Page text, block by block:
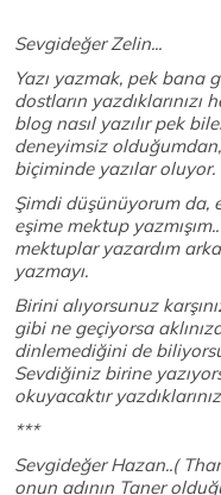
Sevgideğer Zelin...
Yazı yazmak, pek bana
dostların
blog nasıl yazılır pek
deneyimsiz
biçiminde yazılar oluyor.
Şimdi düşünüyorum da,
eşime mektup
mektuplar yazardım
yazmayı.
Birini alıyorsunuz
gibi ne geçiyorsa
dinlemediğini de
Sevdiğiniz birine
okuyacaktır
***
Sevgideğer Hazan..(
onun adının Taner